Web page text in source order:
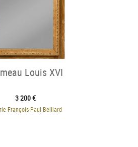
Louis XVI
3 200 €
François Paul Belliard